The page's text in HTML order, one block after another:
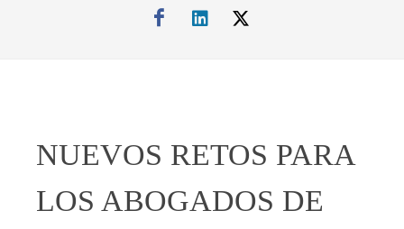
NUEVOS RETOS PARA
LOS ABOGADOS DE